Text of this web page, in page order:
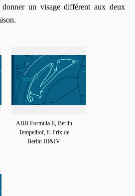
un visage différent aux deux
ABB Formula E, Berlin
Tempelhof, E-Prix de
Berlin III&IV